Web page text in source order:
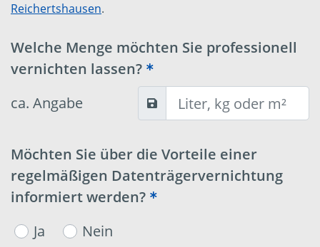
Reichertshausen.
Welche Menge möchten Sie professionell
vernichten lassen?
ca. Angabe
Möchten Sie über die Vorteile einer
regelmäßigen Datenträgervernichtung
informiert werden?
Ja
Nein